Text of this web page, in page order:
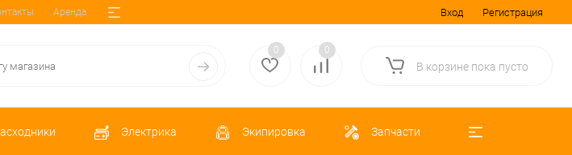
Аренда Вход Регистрация
0 0
В корзине пока пусто
Электрика Экипировка Запчасти